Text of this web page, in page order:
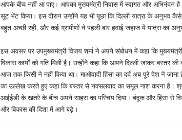
आपके बीच नहीं आ पाए। आपका मुख्यमंत्री निवास में स्वागत और अभिनंदन
सूट भेंट किया। इस दौरान उन्होंने यह भी पूछा कि दिल्ली यात्रा के अनुभव
बहुत अच्छी रही, और कई ग्रामीणों ने पहली बार हवाई जहाज में यात्रा का
इस अवसर पर उपमुख्यमंत्री विजय शर्मा ने अपने संबोधन में कहा कि
विकास कार्यों को गति मिली है। उन्होंने कहा कि आपने दिल्ली जाकर बस्तर
आज तक किसी ने नहीं किया था। माओवादी हिंसा का दर्द अब पूरे देश ने
का उल्लेख करते हुए कहा कि बस्तर से नक्सलवाद का समूल नाश करना है।
आईईडी के खतरे के बीच अपने साहस का परिचय दिया। बंदूक और हिंसा से
और विकास की दिशा में आगे बढ़े।